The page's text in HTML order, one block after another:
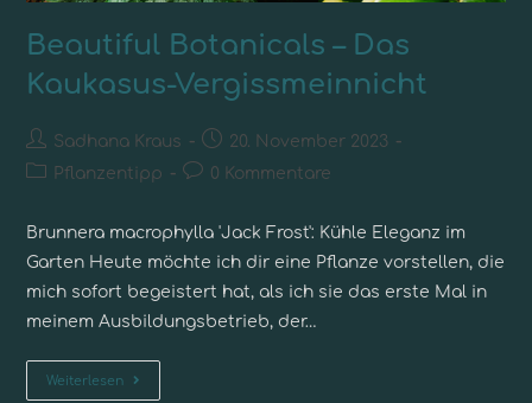
Beautiful Botanicals – Das
Kaukasus-Vergissmeinnicht
Sadhana Kraus
20. November 2023
Pflanzentipp
0 Kommentare
Brunnera macrophylla 'Jack Frost': Kühle Eleganz im
Garten Heute möchte ich dir eine Pflanze vorstellen, die
mich sofort begeistert hat, als ich sie das erste Mal in
meinem Ausbildungsbetrieb, der…
Weiterlesen